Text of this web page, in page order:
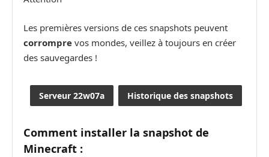
Les premières versions de ces snapshots peuvent
corrompre vos mondes, veillez à toujours en créer
des sauvegardes !
Serveur 22w07a Historique des snapshots
Comment installer la snapshot de
Minecraft :